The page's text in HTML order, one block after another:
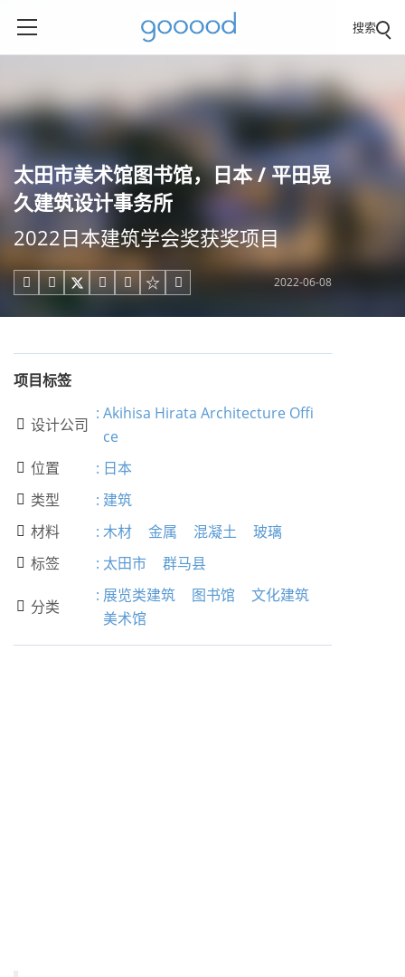
搜索
太田市美术馆图书馆，日本 / 平田晃
久建筑设计事务所
2022日本建筑学会奖获奖项目
     2022-06-08
项目标签
 设计公司
: Akihisa Hirata Architecture Offi
ce
 位置 : 日本
 类型 : 建筑
 材料 : 木材 金属 混凝土 玻璃
 标签 : 太田市 群马县
 分类
: 展览类建筑 图书馆
文化建筑
美术馆